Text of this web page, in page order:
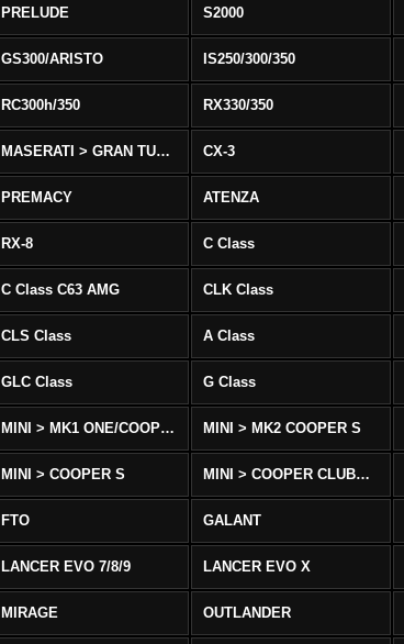
PRELUDE S2000
GS300/ARISTO IS250/300/350
RC300h/350 RX330/350
MASERATI > GRAN TURISMO CX-3
PREMACY ATENZA
RX-8 C Class
C Class C63 AMG CLK Class
CLS Class A Class
GLC Class G Class
MINI > MK1 ONE/COOPER MINI > MK2 COOPER S
MINI > COOPER S MINI > COOPER CLUBMAN
FTO GALANT
LANCER EVO 7/8/9 LANCER EVO X
MIRAGE OUTLANDER